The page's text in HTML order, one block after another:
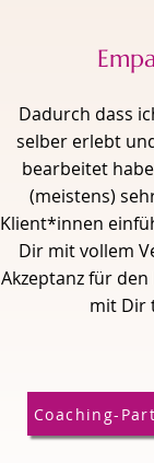
Dadurch dass
selber erlebt
bearbeitet
(meistens)
Klient*innen
Dir mit vollem
Akzeptanz für den
mit Dir
Coaching-